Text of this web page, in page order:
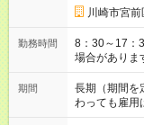
川崎市宮
勤務時間
8：30～17：
場合があります。 ◎フレックス勤務が可能な就
す。 ◎今よ
改革に全社を
期間
長期（期間を
わっても雇用